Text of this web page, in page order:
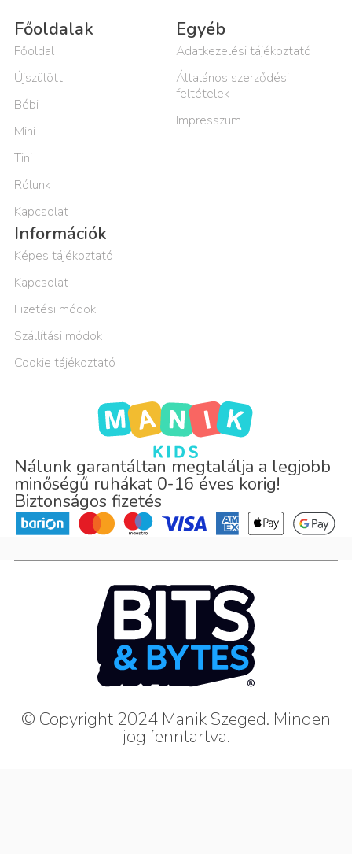
Nálunk garantáltan megtalálja a legjobb
minőségű ruhákat 0-16 éves korig!
Biztonságos fizetés
Főoldalak
Főoldal
Újszülött
Bébi
Mini
Tini
Rólunk
Kapcsolat
Egyéb
Adatkezelési tájékoztató
Általános szerződési
feltételek
Impresszum
Információk
Képes tájékoztató
Kapcsolat
Fizetési módok
Szállítási módok
Cookie tájékoztató
© Copyright 2024 Manik Szeged. Minden
jog fenntartva.